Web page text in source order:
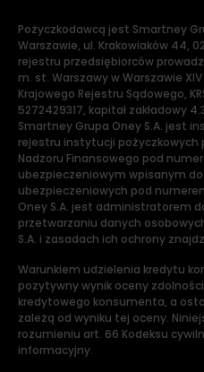
Pożyczkodawcą jest Smartney
Warszawie, ul. Krakowiaków 44,
rejestru przedsiębiorców
m. st. Warszawy w Warszawie
Krajowego Rejestru Sądowego,
5272429317, kapitał zakładowy
Smartney Grupa Oney S.A. jest
rejestru instytucji pożyczkowych
Nadzoru Finansowego pod
ubezpieczeniowym wpisanym
ubezpieczeniowych pod
Oney S.A. jest administratorem
przetwarzaniu danych
S.A. i zasadach ich ochrony
Warunkiem udzielenia kredytu
pozytywny wynik oceny
kredytowego konsumenta, a
zależą od wyniku tej oceny.
rozumieniu art. 66 Kodeksu
informacyjny.